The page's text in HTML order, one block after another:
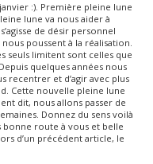
:). Première pleine lune
lune va nous aider à
de désir personnel
poussent à la réalisation.
seuls limitent sont celles que
quelques années nous
recentrer et d’agir avec plus
Cette nouvelle pleine lune
dit, nous allons passer de
Donnez du sens voilà
route à vous et belle
d’un précédent article, le